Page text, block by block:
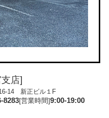
店]
14 新正ビル１F
8283[営業時間]9:00-19:00